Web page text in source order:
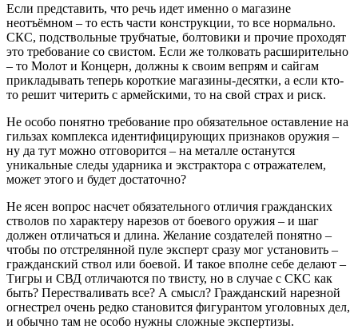
Если представить, что речь идет именно о магазине
неотъёмном – то есть части конструкции, то все нормально.
СКС, подствольные трубчатые, болтовики и прочие проходят
это требование со свистом. Если же толковать расширительно
– то Молот и Концерн, должны к своим вепрям и сайгам
прикладывать теперь короткие магазины-десятки, а если кто-
то решит читерить с армейскими, то на свой страх и риск.
Не особо понятно требование про обязательное оставление на
гильзах комплекса идентифицирующих признаков оружия –
ну да тут можно отговорится – на металле останутся
уникальные следы ударника и экстрактора с отражателем,
может этого и будет достаточно?
Не ясен вопрос насчет обязательного отличия гражданских
стволов по характеру нарезов от боевого оружия – и шаг
должен отличаться и длина. Желание создателей понятно –
чтобы по отстрелянной пуле эксперт сразу мог установить –
гражданский ствол или боевой. И такое вполне себе делают –
Тигры и СВД отличаются по твисту, но в случае с СКС как
быть? Перестваливать все? А смысл? Гражданский нарезной
огнестрел очень редко становится фигурантом уголовных дел,
и обычно там не особо нужны сложные экспертизы.